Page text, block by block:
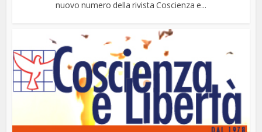
nuovo numero della rivista Coscienza e...